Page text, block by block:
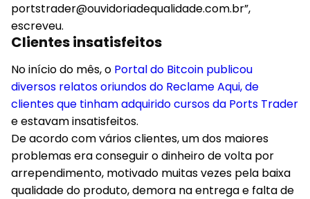
portstrader@ouvidoriadequalidade.com.br”,
escreveu.
Clientes insatisfeitos
No início do mês, o Portal do Bitcoin publicou
diversos relatos oriundos do Reclame Aqui, de
clientes que tinham adquirido cursos da Ports Trader
e estavam insatisfeitos.
De acordo com vários clientes, um dos maiores
problemas era conseguir o dinheiro de volta por
arrependimento, motivado muitas vezes pela baixa
qualidade do produto, demora na entrega e falta de